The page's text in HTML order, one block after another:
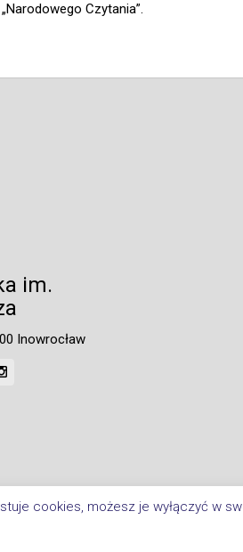
Czytania”.
im.
Inowrocław
cookies, możesz je wyłączyć w